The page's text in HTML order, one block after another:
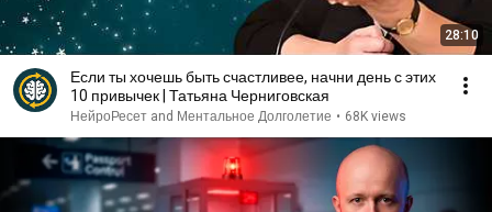
28:10
Если ты хочешь быть счастливее, начни день с этих
10 привычек | Татьяна Черниговская
НейроРесет and Ментальное Долголетие • 68K views